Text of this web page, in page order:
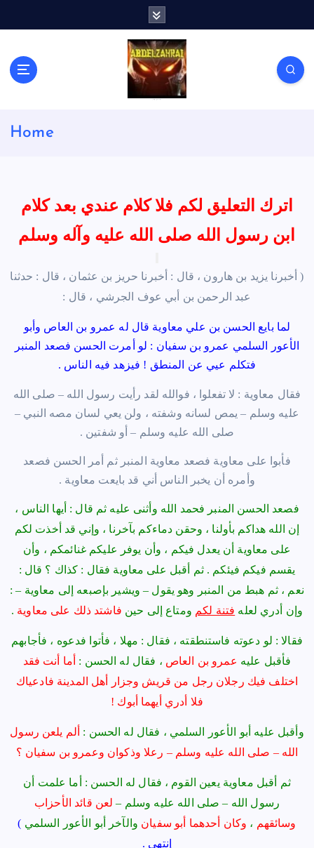
Home
اترك التعليق لكم فلا كلام عندي بعد كلام
ابن رسول الله صلى الله عليه وآله وسلم
( أخبرنا يزيد بن هارون ، قال : أخبرنا حريز بن عثمان ، قال : حدثنا
عبد الرحمن بن أبي عوف الجرشي ، قال :
لما بايع الحسن بن علي معاوية قال له عمرو بن العاص وأبو
الأعور السلمي عمرو بن سفيان : لو أمرت الحسن فصعد المنبر
فتكلم عيي عن المنطق ! فيزهد فيه الناس .
فقال معاوية : لا تفعلوا ، فوالله لقد رأيت رسول الله – صلى الله
عليه وسلم – يمص لسانه وشفته ، ولن يعي لسان مصه النبي –
صلى الله عليه وسلم – أو شفتين .
فأبوا على معاوية فصعد معاوية المنبر ثم أمر الحسن فصعد
وأمره أن يخبر الناس أني قد بايعت معاوية .
فصعد الحسن المنبر فحمد الله وأثنى عليه ثم قال : أيها الناس ،
إن الله هداكم بأولنا ، وحقن دماءكم بآخرنا ، وإني قد أخذت لكم
على معاوية أن يعدل فيكم ، وأن يوفر عليكم غنائمكم ، وأن
يقسم فيكم فيئكم . ثم أقبل على معاوية فقال : كذاك ؟ قال :
نعم ، ثم هبط من المنبر وهو يقول – ويشير بإصبعه إلى معاوية – :
وإن أدري لعله فتنة لكم ومتاع إلى حين فاشتد ذلك على معاوية .
فقالا : لو دعوته فاستنطقته ، فقال : مهلا ، فأتوا فدعوه ، فأجابهم
فأقبل عليه عمرو بن العاص ، فقال له الحسن : أما أنت فقد
اختلف فيك رجلان رجل من قريش وجزار أهل المدينة فادعياك
فلا أدري أيهما أبوك !
وأقبل عليه أبو الأعور السلمي ، فقال له الحسن : ألم يلعن رسول
الله – صلى الله عليه وسلم – رعلا وذكوان وعمرو بن سفيان ؟
ثم أقبل معاوية يعين القوم ، فقال له الحسن : أما علمت أن
رسول الله – صلى الله عليه وسلم – لعن قائد الأحزاب
وسائقهم ، وكان أحدهما أبو سفيان والآخر أبو الأعور السلمي )
إنتهى .